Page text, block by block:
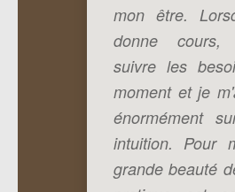
mon être.
donne cours,
suivre les
moment et je
énormément
intuition. Pour
grande beauté